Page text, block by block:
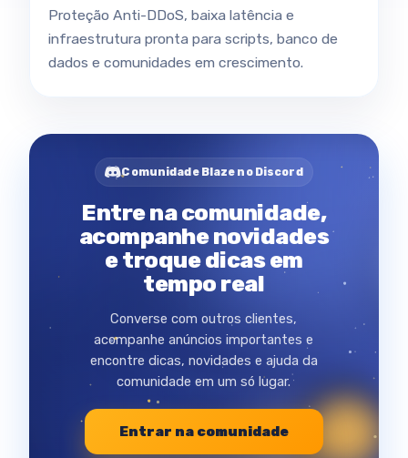
Proteção Anti-DDoS, baixa latência e
infraestrutura pronta para scripts, banco de
dados e comunidades em crescimento.
Comunidade Blaze no Discord
Entre na comunidade,
acompanhe novidades
e troque dicas em
tempo real
Converse com outros clientes,
acompanhe anúncios importantes e
encontre dicas, novidades e ajuda da
comunidade em um só lugar.
Entrar na comunidade